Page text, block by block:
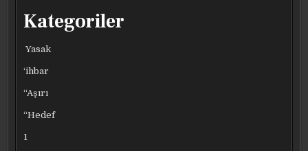
Kategoriler
Yasak
‘ihbar
“Aşırı
“Hedef
1